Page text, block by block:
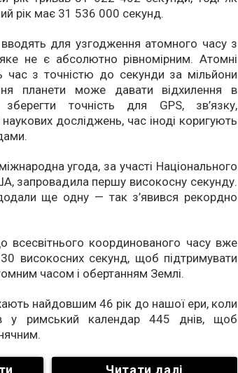
рік має 31 536 000 секунд.
для узгодження атомного часу з
не є абсолютно рівномірним. Атомні
час з точністю до секунди за мільйони
планети може давати відхилення в
точність для GPS, зв’язку,
досліджень, час іноді коригують
угода, за участі Національного
запровадила першу високосну секунду.
ще одну — так з’явився рекордно
всесвітнього координованого часу вже
високосних секунд, щоб підтримувати
часом і обертанням Землі.
найдовшим 46 рік до нашої ери, коли
у римський календар 445 днів, щоб
Читати далі